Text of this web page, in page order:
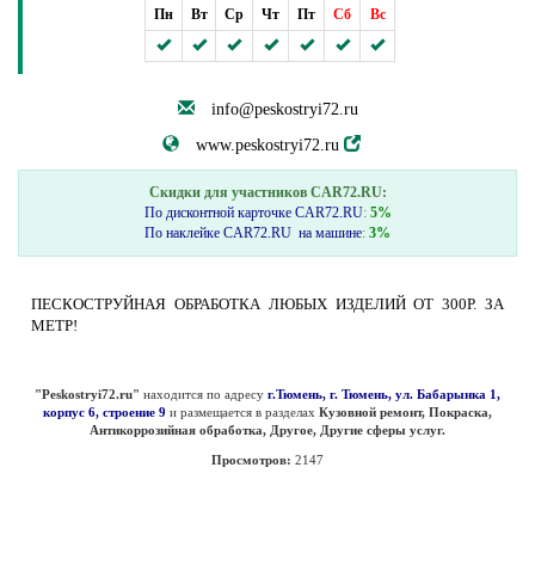
Пн Вт Ср Чт Пт Сб Вс
info@peskostryi72.ru
www.peskostryi72.ru
Скидки для участников CAR72.RU:
По дисконтной карточке CAR72.RU: 5%
По наклейке CAR72.RU на машине: 3%
ПЕСКОСТРУЙНАЯ ОБРАБОТКА ЛЮБЫХ ИЗДЕЛИЙ ОТ 300Р. ЗА
МЕТР!
"Peskostryi72.ru" находится по адресу г.Тюмень, г. Тюмень, ул. Бабарынка 1,
корпус 6, строение 9 и размещается в разделах Кузовной ремонт, Покраска,
Антикоррозийная обработка, Другое, Другие сферы услуг.
Просмотров: 2147